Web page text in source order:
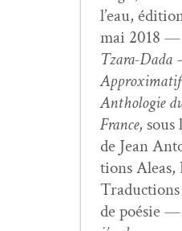
l’eau,
mai 2018 —
Tzara-Dada
Approx­i­matif
Antholo­gie
France,
de Jean
tions Aleas,
de poésie